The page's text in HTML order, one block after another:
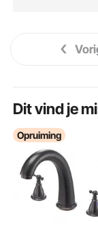
Dit vind je
Opruiming